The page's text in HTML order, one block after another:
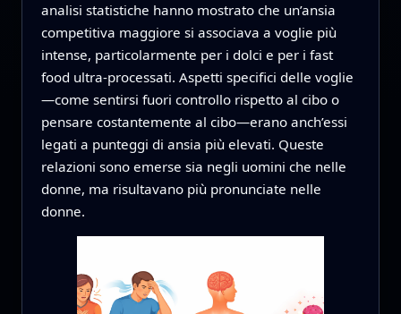
analisi statistiche hanno mostrato che un’ansia
competitiva maggiore si associava a voglie più
intense, particolarmente per i dolci e per i fast
food ultra-processati. Aspetti specifici delle voglie
—come sentirsi fuori controllo rispetto al cibo o
pensare costantemente al cibo—erano anch’essi
legati a punteggi di ansia più elevati. Queste
relazioni sono emerse sia negli uomini che nelle
donne, ma risultavano più pronunciate nelle
donne.